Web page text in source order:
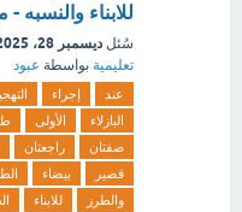
للابناء والنسبه
سُئل ديسمبر 28، 2025
تعليمية بواسطة عبود
عند إجراء
البازلاء
الأولى
صفتان
راجعتان
قصير
بيضاء
والطرز
للابناء